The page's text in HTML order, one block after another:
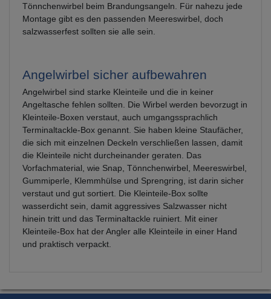
Tönnchenwirbel beim Brandungsangeln. Für nahezu jede
Montage gibt es den passenden Meereswirbel, doch
salzwasserfest sollten sie alle sein.
Angelwirbel sicher aufbewahren
Angelwirbel sind starke Kleinteile und die in keiner
Angeltasche fehlen sollten. Die Wirbel werden bevorzugt in
Kleinteile-Boxen verstaut, auch umgangssprachlich
Terminaltackle-Box genannt. Sie haben kleine Staufächer,
die sich mit einzelnen Deckeln verschließen lassen, damit
die Kleinteile nicht durcheinander geraten. Das
Vorfachmaterial, wie Snap, Tönnchenwirbel, Meereswirbel,
Gummiperle, Klemmhülse und Sprengring, ist darin sicher
verstaut und gut sortiert. Die Kleinteile-Box sollte
wasserdicht sein, damit aggressives Salzwasser nicht
hinein tritt und das Terminaltackle ruiniert. Mit einer
Kleinteile-Box hat der Angler alle Kleinteile in einer Hand
und praktisch verpackt.